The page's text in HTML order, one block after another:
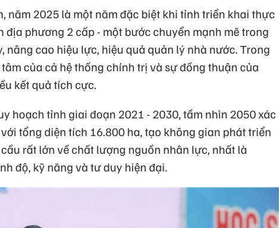
năm 2025 là một năm đặc biệt khi tỉnh triển khai thực
địa phương 2 cấp - một bước chuyển mạnh mẽ trong
nâng cao hiệu lực, hiệu quả quản lý nhà nước. Trong
của cả hệ thống chính trị và sự đồng thuận của
kết quả tích cực.
hoạch tỉnh giai đoạn 2021 - 2030, tầm nhìn 2050 xác
tổng diện tích 16.800 ha, tạo không gian phát triển
rất lớn về chất lượng nguồn nhân lực, nhất là
độ, kỹ năng và tư duy hiện đại.